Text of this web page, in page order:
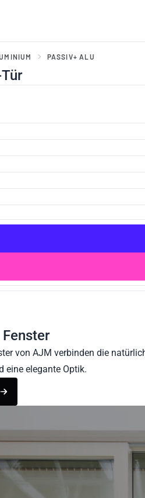
PASSIV+ ALU
von AJM verbinden die
eine elegante Optik.